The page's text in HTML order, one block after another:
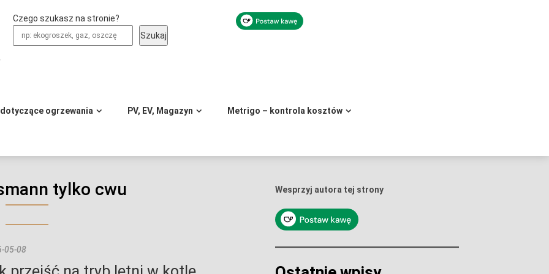
Czego szukasz na stronie?
Szukaj
ogrzewania PV, EV, Magazyn Metrigo – kontrola kosztów
tylko cwu
05-08
Wesprzyj autora tej strony